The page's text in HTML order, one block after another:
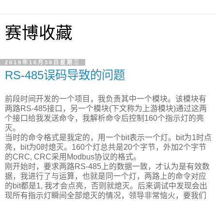
赛博收藏
2019年10月30日星期三
RS-485误码导致的问题
前段时间开发的一个项目，我负责其中一个模块。该模块有
两路RS-485接口，另一个模块(下文称为上游模块)通过这两
个接口给我发送命令，我解析命令后控制160个指示灯的亮
灭。
当时的命令格式是我定的，用一个bit表示一个灯。bit为1时点
亮，bit为0时熄灭。160个灯总共是20个字节，外加2个字节
的CRC, CRC采用Modbus协议的格式。
刚开始时，要求两路RS-485上的数据一致，才认为是有效数
据，我进行了与运算，也就是同一个灯，两路上的命令对应
的bit都是1, 我才会点亮，否则就熄灭。后来调试中发现会出
现所有指示灯瞬间全部熄灭的情况，领导非常恼火，要我们